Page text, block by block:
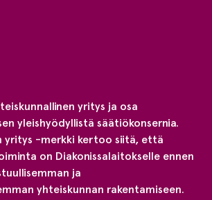
yritys ja osa
yleishyödyllistä säätiökonsernia.
yritys -merkki kertoo siitä, että
on Diakonissalaitokselle ennen
ja
yhteiskunnan rakentamiseen.